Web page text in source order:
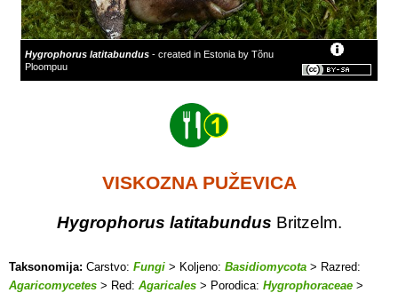
Hygrophorus latitabundus - created in Estonia by Tõnu
Ploompuu
VISKOZNA PUŽEVICA
Hygrophorus latitabundus Britzelm.
Taksonomija: Carstvo: Fungi > Koljeno: Basidiomycota > Razred:
Agaricomycetes > Red: Agaricales > Porodica: Hygrophoraceae >